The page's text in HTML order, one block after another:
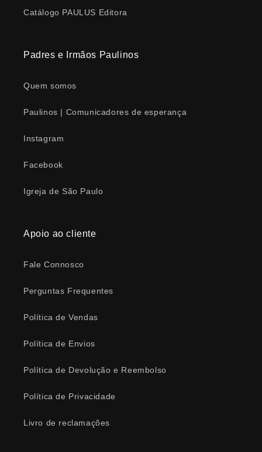
Catálogo PAULUS Editora
Padres e Irmãos Paulinos
Quem somos
Paulinos | Comunicadores de esperança
Instagram
Facebook
Igreja de São Paulo
Apoio ao cliente
Fale Connosco
Perguntas Frequentes
Política de Vendas
Política de Envios
Política de Devolução e Reembolso
Política de Privacidade
Livro de reclamações